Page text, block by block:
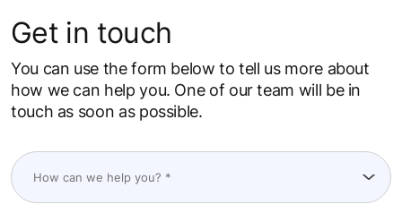
Get in touch
You can use the form below to tell us more about
how we can help you. One of our team will be in
touch as soon as possible.